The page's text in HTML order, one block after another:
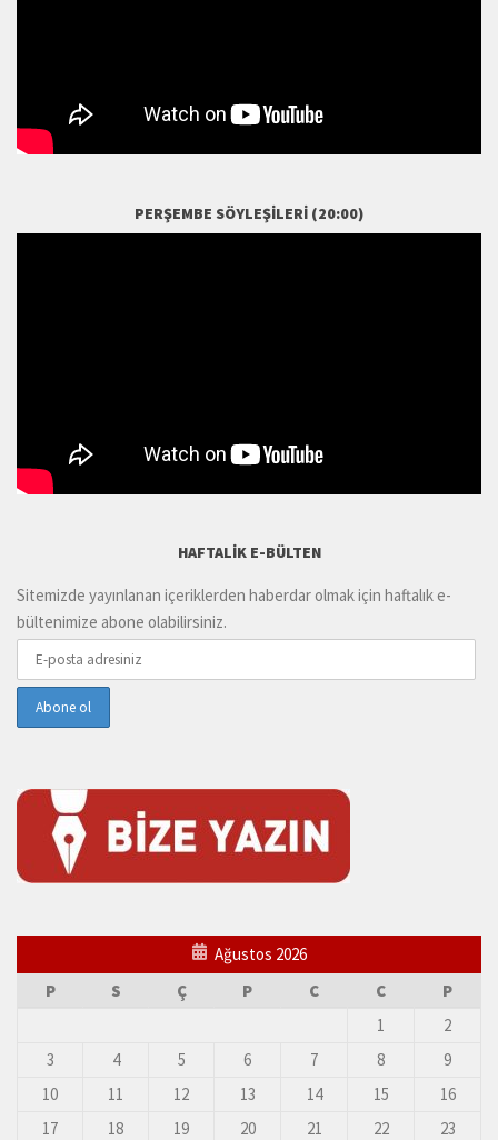
PERŞEMBE SÖYLEŞILERI (20:00)
HAFTALIK E-BÜLTEN
Sitemizde yayınlanan içeriklerden haberdar olmak için haftalık e-
bültenimize abone olabilirsiniz.
Ağustos 2026
P
S Ç P C C
P
1
2
3
4 5 6 7 8
9
10
11 12 13 14 15
16
17
18 19 20 21 22
23